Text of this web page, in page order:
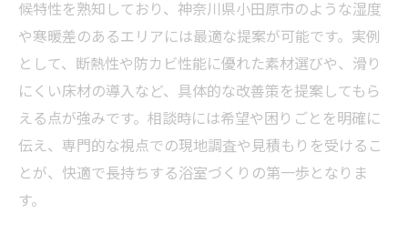
候特性を熟知しており、神奈川県小田原市のような湿度
や寒暖差のあるエリアには最適な提案が可能です。実例
として、断熱性や防カビ性能に優れた素材選びや、滑り
にくい床材の導入など、具体的な改善策を提案してもら
える点が強みです。相談時には希望や困りごとを明確に
伝え、専門的な視点での現地調査や見積もりを受けるこ
とが、快適で長持ちする浴室づくりの第一歩となりま
す。